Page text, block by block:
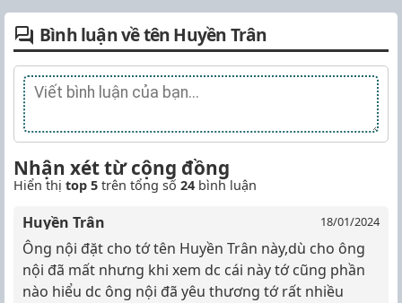
Bình luận về tên Huyền Trân
Nhận xét từ cộng đồng
Hiển thị top 5 trên tổng số 24 bình luận
Huyền Trân 18/01/2024
Ông nội đặt cho tớ tên Huyền Trân này,dù cho ông
nội đã mất nhưng khi xem dc cái này tớ cũng phần
nào hiểu dc ông nội đã yêu thương tớ rất nhiều